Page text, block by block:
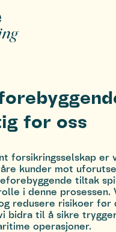
for oss
forsikringsselskap er
kunder mot
tiltak
i denne prosessen.
redusere risikoer før
bidra til å sikre
operasjoner.